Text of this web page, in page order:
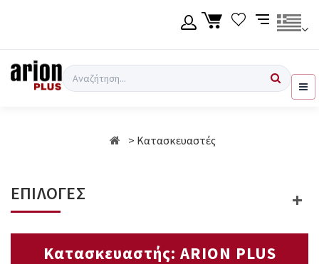
Σύνδεση χρήση
Αναζήτηση
Κατασκευαστές
ΕΠΙΛΟΓΕΣ
Κατασκευαστής: ARION PLUS